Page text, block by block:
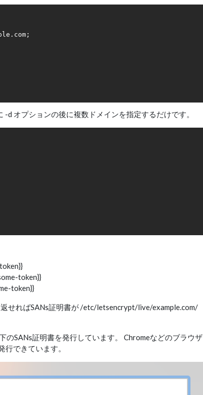
オプションの後に複数ドメインを指定するだけです。
token}}
token}}
せればSANs証明書が /etc/letsencrypt/live/example.com/
SANs証明書を発行しています。 Chromeなどのブラウザ
できています。